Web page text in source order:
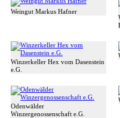
Weingut Markus Hafner
Winzerkeller Hex vom Dasenstein
e.G.
Odenwälder
Winzergenossenschaft e.G.